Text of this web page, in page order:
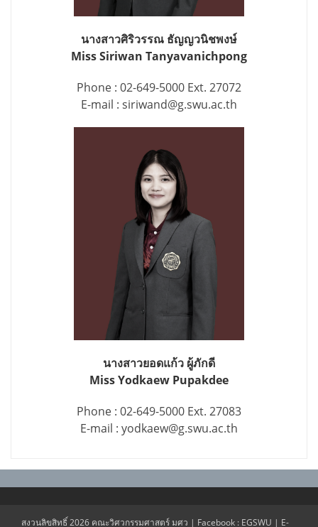
นางสาวศิริวรรณ ธัญญวนิชพงษ์
Miss Siriwan Tanyavanichpong
Phone : 02-649-5000 Ext. 27072
E-mail : siriwand@g.swu.ac.th
นางสาวยอดแก้ว ผู้ภักดี
Miss Yodkaew Pupakdee
Phone : 02-649-5000 Ext. 27083
E-mail : yodkaew@g.swu.ac.th
สงวนลิขสิทธิ์ 2026 คณะวิศวกรรมศาสตร์ มศว | Facebook : EGSWU | E-